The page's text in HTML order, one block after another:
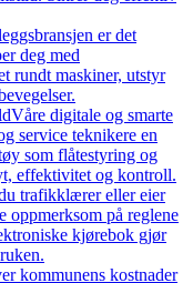
er det
deg med
rundt maskiner, utstyr
Våre digitale og smarte
service teknikere en
som flåtestyring og
effektivitet og kontroll.
trafikklærer eller eier
på reglene
kjørebok gjør
kommunens kostnader